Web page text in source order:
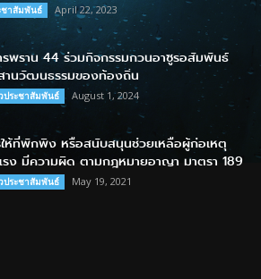
ชาสัมพันธ์ April 22, 2023
รพราน 44 ร่วมกิจกรรมกวนอาซูรอสัมพันธ์
านวัฒนธรรมของท้องถิ่น
ประชาสัมพันธ์ August 1, 2024
ให้ที่พักพิง หรือสนับสนุนช่วยเหลือผู้ก่อเหตุ
รง มีความผิด ตามกฎหมายอาญา มาตรา 189
ประชาสัมพันธ์ May 19, 2021